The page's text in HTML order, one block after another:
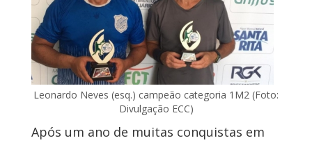
Leonardo Neves (esq.) campeão categoria 1M2 (Foto:
Divulgação ECC)
Após um ano de muitas conquistas em